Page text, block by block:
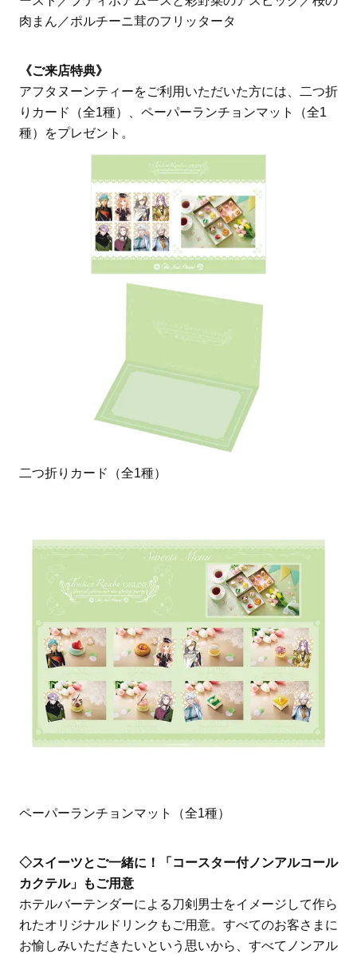
肉まん／ポルチーニ茸のフリッタータ
《ご来店特典》
アフタヌーンティーをご利用いただいた方には、二つ折
りカード（全1種）、ペーパーランチョンマット（全1
種）をプレゼント。
二つ折りカード（全1種）
ペーパーランチョンマット（全1種）
◇スイーツとご一緒に！「コースター付ノンアルコール
カクテル」もご用意
ホテルバーテンダーによる刀剣男士をイメージして作ら
れたオリジナルドリンクもご用意。すべてのお客さまに
お愉しみいただきたいという思いから、すべてノンアル